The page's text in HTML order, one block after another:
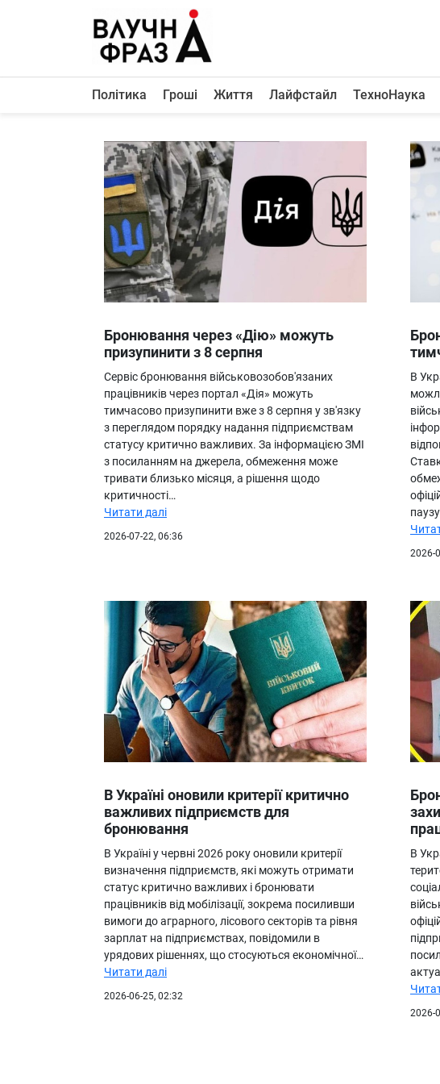
Політика
Життя
Лайфстайл
ТехноНаука
Людина
Корисності
Про нас
Політика Гроші Життя Лайфстайл ТехноНаука
Бронювання через «Дію» можуть
призупинити з 8 серпня
Сервіс бронювання військовозобов'язаних
працівників через портал «Дія» можуть
тимчасово призупинити вже з 8 серпня у зв'язку
з переглядом порядку надання підприємствам
статусу критично важливих. За інформацією ЗМІ
з посиланням на джерела, обмеження може
тривати близько місяця, а рішення щодо
критичності…
Читати далі
2026-07-22, 06:36
В
2026-
В Україні оновили критерії критично
важливих підприємств для
бронювання
В Україні у червні 2026 року оновили критерії
визначення підприємств, які можуть отримати
статус критично важливих і бронювати
працівників від мобілізації, зокрема посиливши
вимоги до аграрного, лісового секторів та рівня
зарплат на підприємствах, повідомили в
урядових рішеннях, що стосуються економічної…
Читати далі
2026-06-25, 02:32
В
2026-